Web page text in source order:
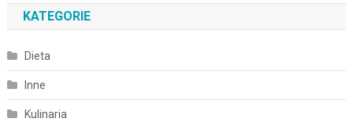
KATEGORIE
Dieta
Inne
Kulinaria